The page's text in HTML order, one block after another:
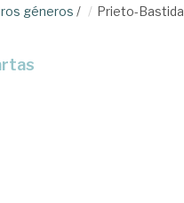
géneros / Prieto-Bastida